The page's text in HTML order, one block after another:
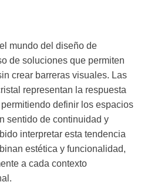
mundo del diseño de
de soluciones que permiten
crear barreras visuales. Las
representan la respuesta
definir los espacios
sentido de continuidad y
interpretar esta tendencia
estética y funcionalidad,
a cada contexto